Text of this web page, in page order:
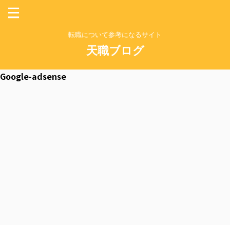
転職について参考になるサイト
天職ブログ
Google-adsense